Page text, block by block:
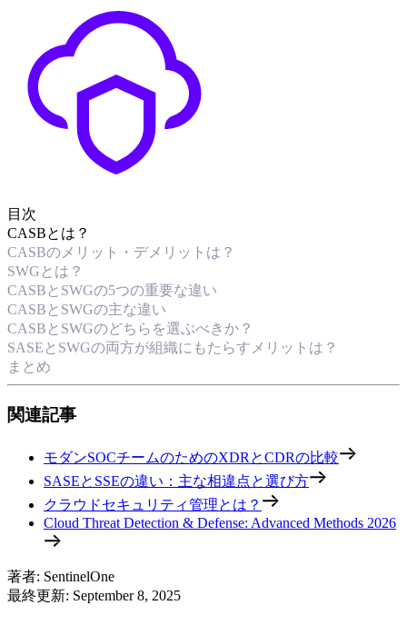
目次
CASBとは？
CASBのメリット・デメリットは？
SWGとは？
CASBとSWGの5つの重要な違い
CASBとSWGの主な違い
CASBとSWGのどちらを選ぶべきか？
SASEとSWGの両方が組織にもたらすメリットは？
まとめ
関連記事
モダンSOCチームのためのXDRとCDRの比較
SASEとSSEの違い：主な相違点と選び方
クラウドセキュリティ管理とは？
Cloud Threat Detection & Defense: Advanced Methods 2026
著者: SentinelOne
最終更新: September 8, 2025